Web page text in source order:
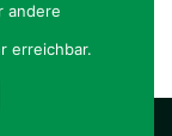
andere
erreichbar.